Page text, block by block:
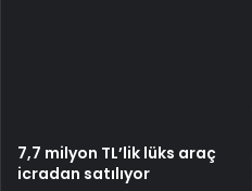
7,7 milyon TL’lik lüks araç
icradan satılıyor